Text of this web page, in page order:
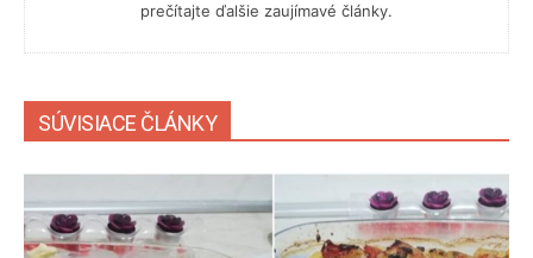
prečítajte ďalšie zaujímavé články.
SÚVISIACE ČLÁNKY